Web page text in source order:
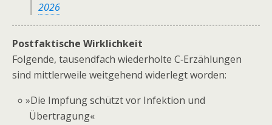
2026
Postfaktische Wirklichkeit
Folgende, tausendfach wiederholte C‑Erzählungen
sind mittlerweile weitgehend widerlegt worden:
»Die Impfung schützt vor Infektion und
Übertragung«